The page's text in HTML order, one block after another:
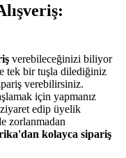
verebileceğinizi biliyor
tek bir tuşla dilediğiniz
verebilirsiniz.
için yapmanız
edip üyelik
zorlanmadan
kolayca sipariş